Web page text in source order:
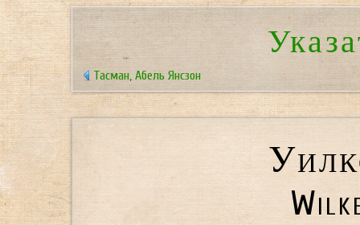
Тасман, Абель Янсзон